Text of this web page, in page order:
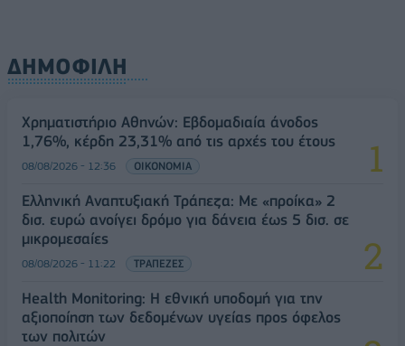
ΔΗΜΟΦΙΛΗ
Χρηματιστήριο Αθηνών: Εβδομαδιαία άνοδος
1,76%, κέρδη 23,31% από τις αρχές του έτους
08/08/2026 - 12:36 ΟΙΚΟΝΟΜΙΑ
Ελληνική Αναπτυξιακή Τράπεζα: Με «προίκα» 2
δισ. ευρώ ανοίγει δρόμο για δάνεια έως 5 δισ. σε
μικρομεσαίες
08/08/2026 - 11:22 ΤΡΑΠΕΖΕΣ
Health Monitoring: Η εθνική υποδομή για την
αξιοποίηση των δεδομένων υγείας προς όφελος
των πολιτών